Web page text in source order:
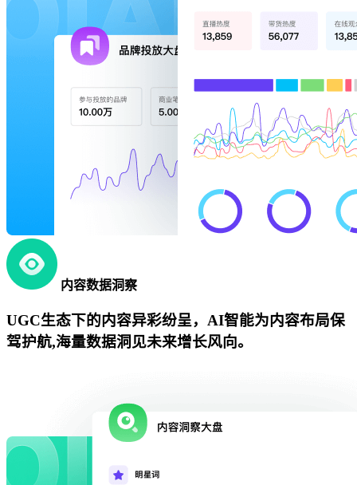
内容数据洞察
UGC生态下的内容异彩纷呈，AI智能为内容布局保
驾护航,海量数据洞见未来增长风向。